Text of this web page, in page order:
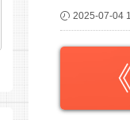
2025-07-04